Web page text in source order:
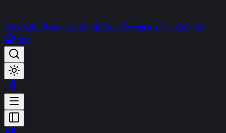
PortföyümFavorilerimCanlı YayınTerminalt-ChatDestek
PRO